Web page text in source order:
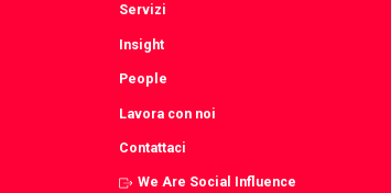
Servizi
Insight
People
Lavora con noi
Contattaci
We Are Social Influence